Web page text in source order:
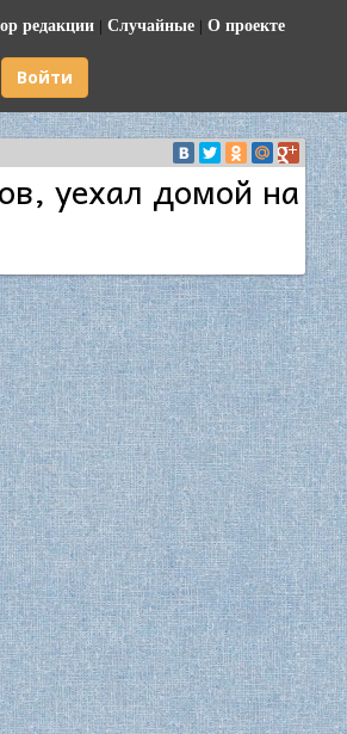
редакции | Случайные | О проекте
Войти
уехал домой на